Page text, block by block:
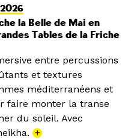
la Belle de Mai en
Tables de la Friche
entre percussions
et textures
méditerranéens et
faire monter la transe
du soleil. Avec
+